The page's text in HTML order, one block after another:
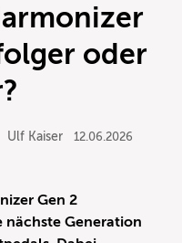
oder
Ulf Kaiser
12.06.2026
Gen 2
nächste Generation